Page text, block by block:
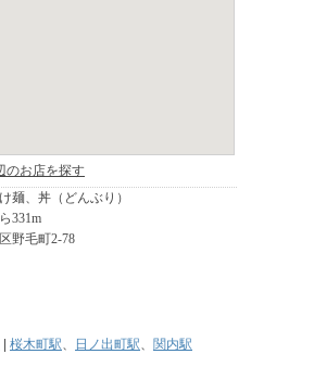
桜木町駅、 日ノ出町駅、 関内駅